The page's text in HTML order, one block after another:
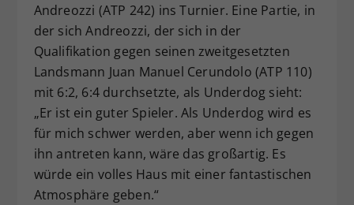
Andreozzi (ATP 242) ins Turnier. Eine Partie, in
der sich Andreozzi, der sich in der
Qualifikation gegen seinen zweitgesetzten
Landsmann Juan Manuel Cerundolo (ATP 110)
mit 6:2, 6:4 durchsetzte, als Underdog sieht:
„Er ist ein guter Spieler. Als Underdog wird es
für mich schwer werden, aber wenn ich gegen
ihn antreten kann, wäre das großartig. Es
würde ein volles Haus mit einer fantastischen
Atmosphäre geben.“